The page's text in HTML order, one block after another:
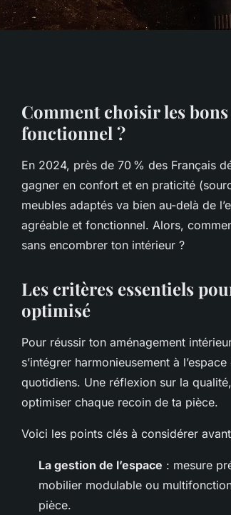
Comment choisir les
fonctionnel ?
En 2024, près de 70 % des Français
gagner en confort et en praticité
meubles adaptés va bien au-delà de
agréable et fonctionnel. Alors,
sans encombrer ton intérieur ?
Les critères essentiels
optimisé
Pour réussir ton aménagement
s’intégrer harmonieusement à
quotidiens. Une réflexion sur la
optimiser chaque recoin de ta pièce.
Voici les points clés à considérer
La gestion de l’espace : mesure
mobilier modulable ou
pièce.